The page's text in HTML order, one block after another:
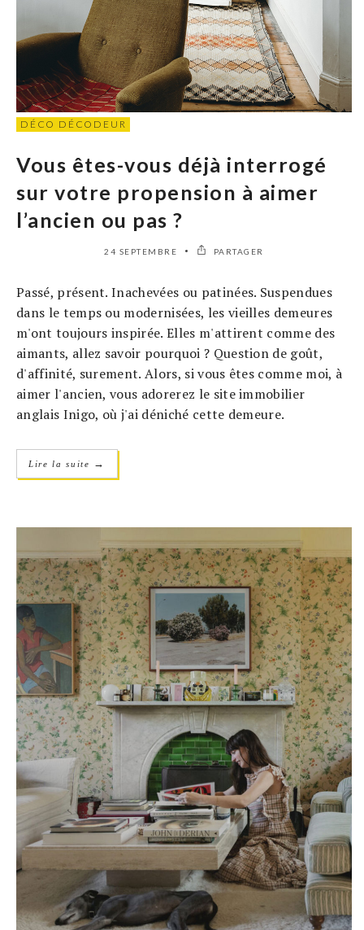
DÉCO DÉCODEUR
Vous êtes-vous déjà interrogé
sur votre propension à aimer
l’ancien ou pas ?
24 SEPTEMBRE PARTAGER
Passé, présent. Inachevées ou patinées. Suspendues
dans le temps ou modernisées, les vieilles demeures
m'ont toujours inspirée. Elles m'attirent comme des
aimants, allez savoir pourquoi ? Question de goût,
d'affinité, surement. Alors, si vous êtes comme moi, à
aimer l'ancien, vous adorerez le site immobilier
anglais Inigo, où j'ai déniché cette demeure.
Lire la suite →